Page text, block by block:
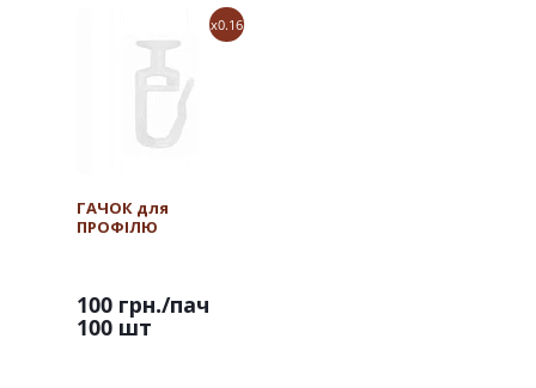
x0.16
ГАЧОК для
ПРОФІЛЮ
100 грн./пач
100 шт